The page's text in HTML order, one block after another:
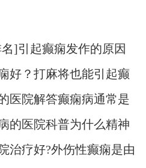
]引起癫痫发作的原因
好？打麻将也能引起癫
医院解答癫痫病通常是
的医院科普为什么精神
?治疗好?外伤性癫痫是由